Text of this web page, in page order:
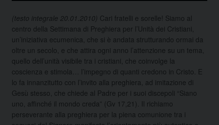
(testo integrale 20.01.2010) Cari fratelli e sorelle! Siamo al
centro della Settimana di Preghiera per l’Unità dei Cristiani,
un’iniziativa ecumenica, che si è andata strutturando ormai da
oltre un secolo, e che attira ogni anno l’attenzione su un tema,
quello dell’unità visibile tra i cristiani, che coinvolge la
coscienza e stimola…
l’impegno di quanti credono in Cristo. E
lo fa innanzitutto con l’invito alla preghiera, ad imitazione di
Gesù stesso, che chiede al Padre per i suoi discepoli “Siano
uno, affinché il mondo creda” (Gv 17,21). Il richiamo
perseverante alla preghiera per la piena comunione tra i